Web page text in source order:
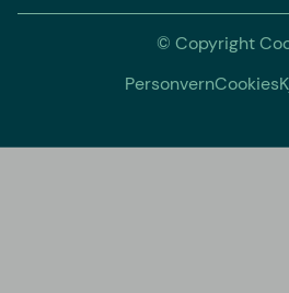
© Copyright
PersonvernCookies